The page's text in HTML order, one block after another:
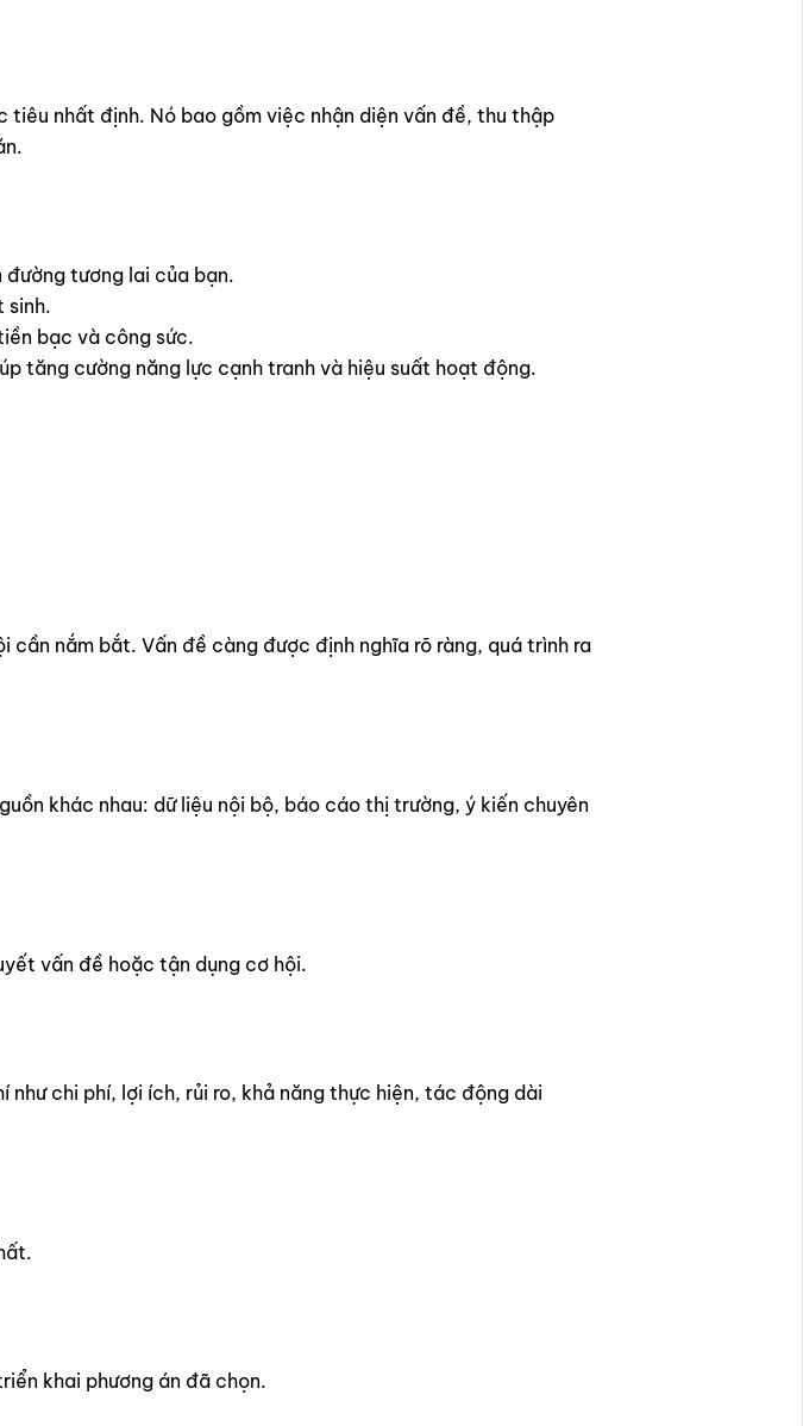
nhất định. Nó bao gồm việc nhận diện vấn đề, thu thập
đường tương lai của bạn.
sinh.
bạc và công sức.
tăng cường năng lực cạnh tranh và hiệu suất hoạt động.
nắm bắt. Vấn đề càng được định nghĩa rõ ràng, quá trình ra
khác nhau: dữ liệu nội bộ, báo cáo thị trường, ý kiến chuyên
vấn đề hoặc tận dụng cơ hội.
chi phí, lợi ích, rủi ro, khả năng thực hiện, tác động dài
khai phương án đã chọn.